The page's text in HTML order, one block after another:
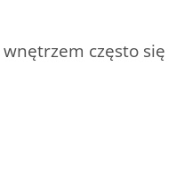
często się